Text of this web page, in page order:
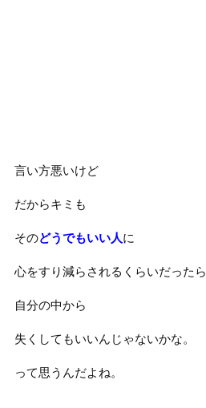
言い方悪いけど
だからキミも
そのどうでもいい人に
心をすり減らされるくらいだったら
自分の中から
失くしてもいいんじゃないかな。
って思うんだよね。